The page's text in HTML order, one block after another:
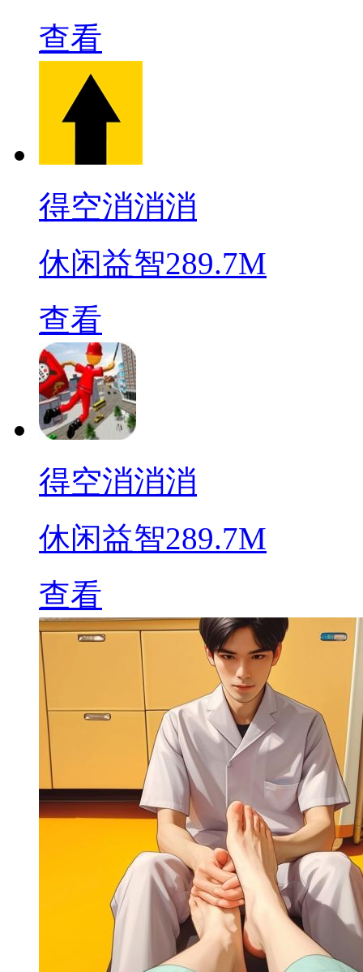
查看
得空消消消
休闲益智289.7M
查看
得空消消消
休闲益智289.7M
查看